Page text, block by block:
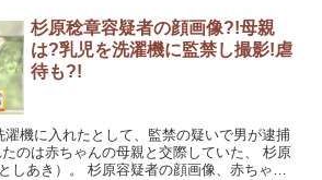
杉原稔章容疑者の顔画像?!母親
は?乳児を洗濯機に監禁し撮影!虐
待も?!
機に入れたとして、監禁の疑いで男が逮捕
のは赤ちゃんの母親と交際していた、 杉原
しあき）。 杉原容疑者の顔画像、赤ちゃん